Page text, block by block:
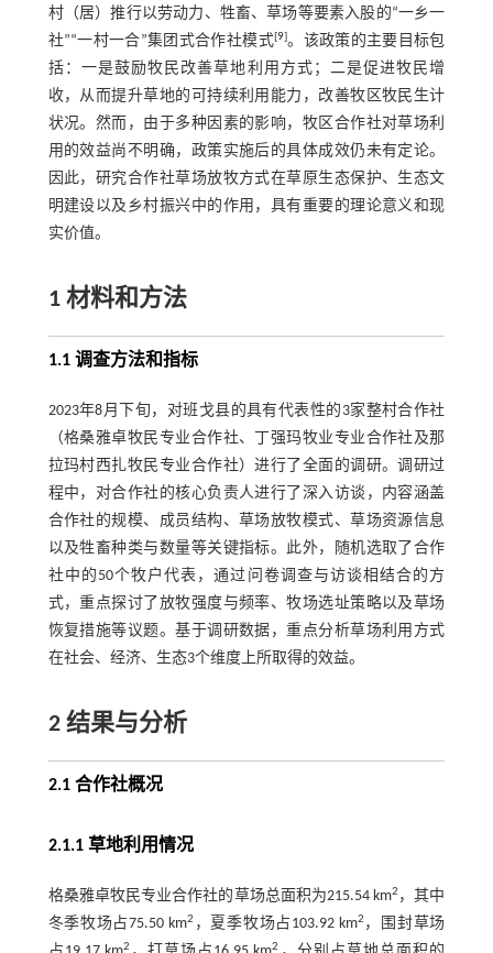
村（居）推行以劳动力、牲畜、草场等要素入股的“一乡一
社”“一村一合”集团式合作社模式[9]。该政策的主要目标包
括：一是鼓励牧民改善草地利用方式；二是促进牧民增
收，从而提升草地的可持续利用能力，改善牧区牧民生计
状况。然而，由于多种因素的影响，牧区合作社对草场利
用的效益尚不明确，政策实施后的具体成效仍未有定论。
因此，研究合作社草场放牧方式在草原生态保护、生态文
明建设以及乡村振兴中的作用，具有重要的理论意义和现
实价值。
1 材料和方法
1.1 调查方法和指标
2023年8月下旬，对班戈县的具有代表性的3家整村合作社
（格桑雅卓牧民专业合作社、丁强玛牧业专业合作社及那
拉玛村西扎牧民专业合作社）进行了全面的调研。调研过
程中，对合作社的核心负责人进行了深入访谈，内容涵盖
合作社的规模、成员结构、草场放牧模式、草场资源信息
以及牲畜种类与数量等关键指标。此外，随机选取了合作
社中的50个牧户代表，通过问卷调查与访谈相结合的方
式，重点探讨了放牧强度与频率、牧场选址策略以及草场
恢复措施等议题。基于调研数据，重点分析草场利用方式
在社会、经济、生态3个维度上所取得的效益。
2 结果与分析
2.1 合作社概况
2.1.1 草地利用情况
格桑雅卓牧民专业合作社的草场总面积为215.54 km2 ，其中
冬季牧场占75.50 km2 ，夏季牧场占103.92 km2 ，围封草场
2 2